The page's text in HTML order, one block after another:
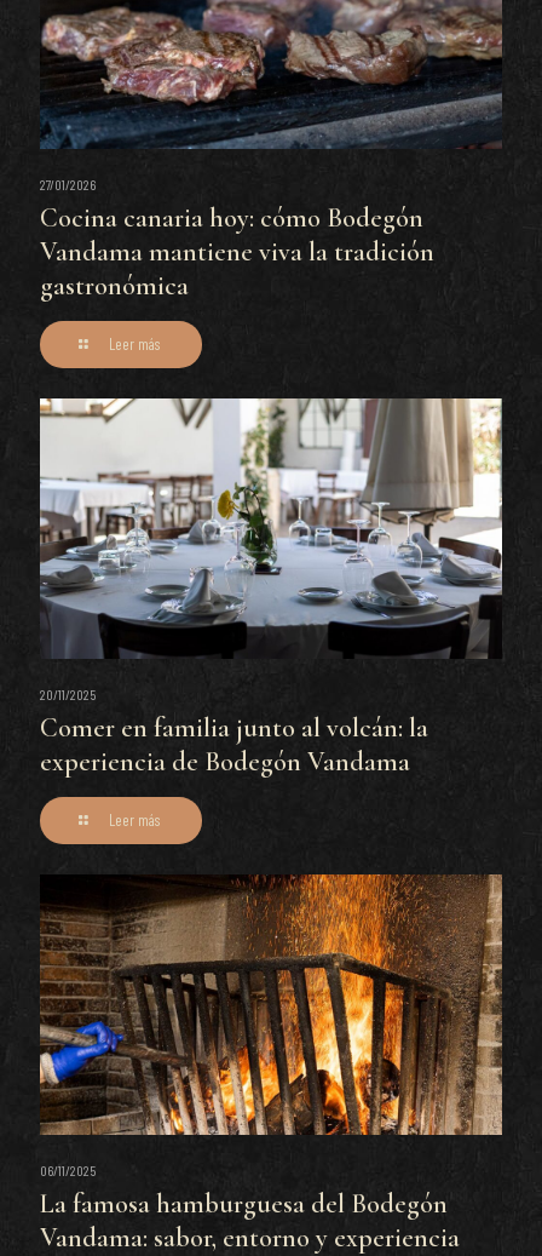
27/01/2026
Cocina canaria hoy: cómo Bodegón
Vandama mantiene viva la tradición
gastronómica
Leer más
20/11/2025
Comer en familia junto al volcán: la
experiencia de Bodegón Vandama
Leer más
06/11/2025
La famosa hamburguesa del Bodegón
Vandama: sabor, entorno y experiencia